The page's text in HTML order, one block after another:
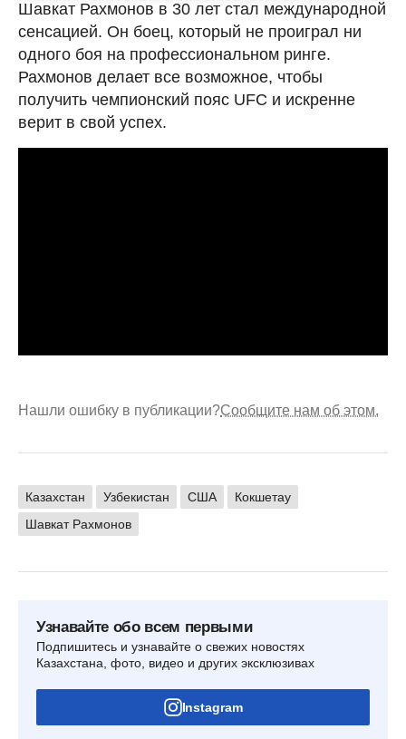
Шавкат Рахмонов в 30 лет стал международной
сенсацией. Он боец, который не проиграл ни
одного боя на профессиональном ринге.
Рахмонов делает все возможное, чтобы
получить чемпионский пояс UFC и искренне
верит в свой успех.
Нашли ошибку в публикации?Сообщите нам об этом.
Казахстан Узбекистан США
Кокшетау
Шавкат Рахмонов
Узнавайте обо всем первыми
Подпишитесь и узнавайте о свежих новостях
Казахстана, фото, видео и других эксклюзивах
Instagram